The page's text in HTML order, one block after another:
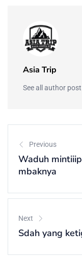
Asia Trip
See all author post
Previous
Waduh
mbaknya
Next
Sdah yang